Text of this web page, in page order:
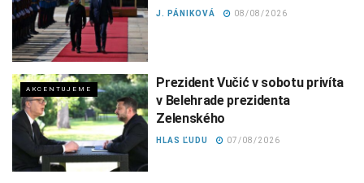
J. PÁNIKOVÁ 08/08/2026
AKCENTUJEME
Prezident Vučić v sobotu privíta
v Belehrade prezidenta
Zelenského
HLAS ĽUDU 07/08/2026